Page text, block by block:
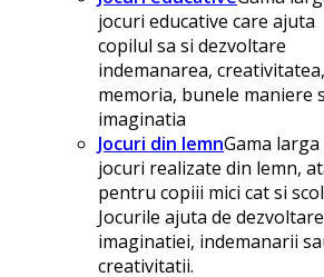
jocuri educative care ajuta
copilul sa si dezvoltare
indemanarea, creativitatea,
memoria, bunele maniere
imaginatia
Jocuri din lemnGama larga
jocuri realizate din lemn,
pentru copiii mici cat si
Jocurile ajuta de
imaginatiei, indemanarii
creativitatii.